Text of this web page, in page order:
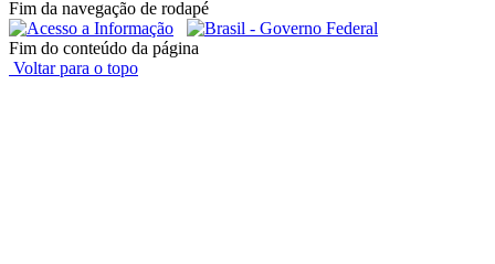
Fim da navegação de rodapé
Fim do conteúdo da página
Voltar para o topo